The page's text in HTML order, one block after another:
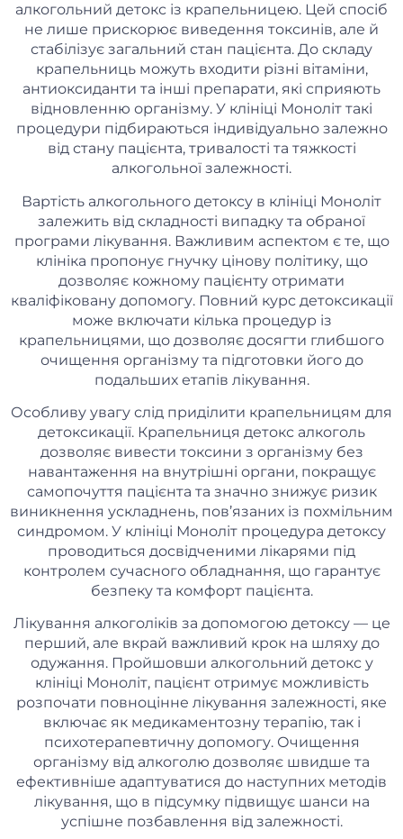
алкогольний детокс із крапельницею. Цей спосіб
не лише прискорює виведення токсинів, але й
стабілізує загальний стан пацієнта. До складу
крапельниць можуть входити різні вітаміни,
антиоксиданти та інші препарати, які сприяють
відновленню організму. У клініці Моноліт такі
процедури підбираються індивідуально залежно
від стану пацієнта, тривалості та тяжкості
алкогольної залежності.
Вартість алкогольного детоксу в клініці Моноліт
залежить від складності випадку та обраної
програми лікування. Важливим аспектом є те, що
клініка пропонує гнучку цінову політику, що
дозволяє кожному пацієнту отримати
кваліфіковану допомогу. Повний курс детоксикації
може включати кілька процедур із
крапельницями, що дозволяє досягти глибшого
очищення організму та підготовки його до
подальших етапів лікування.
Особливу увагу слід приділити крапельницям для
детоксикації. Крапельниця детокс алкоголь
дозволяє вивести токсини з організму без
навантаження на внутрішні органи, покращує
самопочуття пацієнта та значно знижує ризик
виникнення ускладнень, пов’язаних із похмільним
синдромом. У клініці Моноліт процедура детоксу
проводиться досвідченими лікарями під
контролем сучасного обладнання, що гарантує
безпеку та комфорт пацієнта.
Лікування алкоголіків за допомогою детоксу — це
перший, але вкрай важливий крок на шляху до
одужання. Пройшовши алкогольний детокс у
клініці Моноліт, пацієнт отримує можливість
розпочати повноцінне лікування залежності, яке
включає як медикаментозну терапію, так і
психотерапевтичну допомогу. Очищення
організму від алкоголю дозволяє швидше та
ефективніше адаптуватися до наступних методів
лікування, що в підсумку підвищує шанси на
успішне позбавлення від залежності.